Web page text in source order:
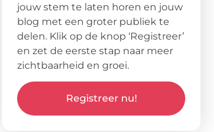
jouw stem te laten horen en jouw
blog met een groter publiek te
delen. Klik op de knop ‘Registreer’
en zet de eerste stap naar meer
zichtbaarheid en groei.
Registreer nu!